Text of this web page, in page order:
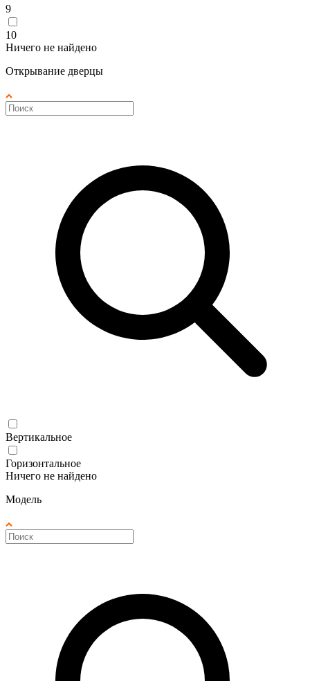
9
10
Ничего не найдено
Открывание дверцы
Вертикальное
Горизонтальное
Ничего не найдено
Модель